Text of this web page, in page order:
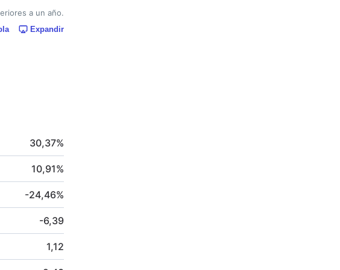
a un año.
Expandir
30,37%
10,91%
-24,46%
-6,39
1,12